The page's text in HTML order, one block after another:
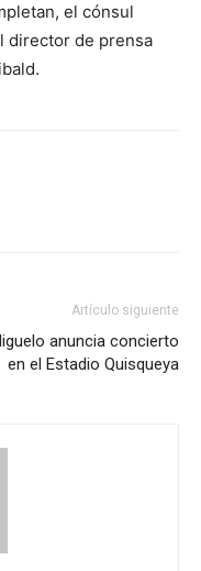
el cónsul
director de prensa
Artículo siguiente
anuncia concierto
en el Estadio Quisqueya